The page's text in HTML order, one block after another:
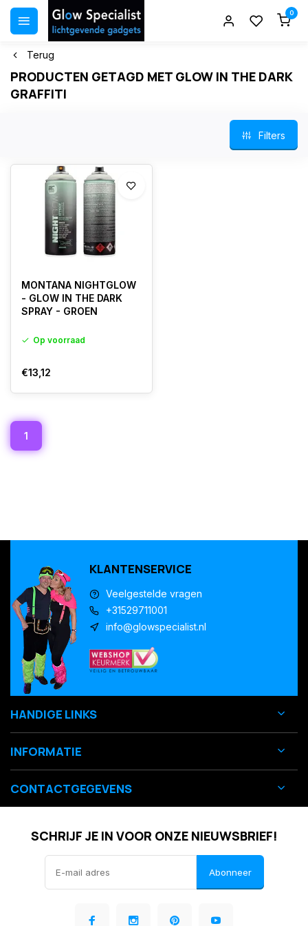
0
Terug
PRODUCTEN GETAGD MET GLOW IN THE DARK
GRAFFITI
Filters
MONTANA NIGHTGLOW
- GLOW IN THE DARK
SPRAY - GROEN
Op voorraad
€13,12
1
KLANTENSERVICE
Veelgestelde vragen
+31529711001
info@glowspecialist.nl
HANDIGE LINKS
INFORMATIE
CONTACTGEGEVENS
SCHRIJF JE IN VOOR ONZE NIEUWSBRIEF!
Abonneer